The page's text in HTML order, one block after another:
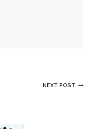
NEXT POST